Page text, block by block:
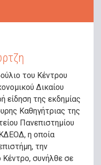
του Κέντρου
Δικαίου
είδηση της εκδημίας
Καθηγήτριας της
Πανεπιστημίου
η οποία
την
Κέντρο, συνήλθε σε